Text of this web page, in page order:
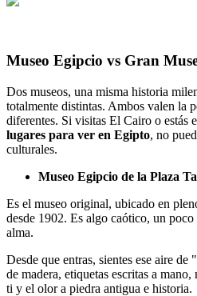
Museo Egipcio vs Gran
Dos museos, una misma historia
totalmente distintas. Ambos valen la
diferentes. Si visitas El Cairo o estás
lugares para ver en Egipto, no
culturales.
Museo Egipcio de la Plaza
Es el museo original, ubicado en
desde 1902. Es algo caótico, un
alma.
Desde que entras, sientes ese aire
de madera, etiquetas escritas a
ti y el olor a piedra antigua e historia.